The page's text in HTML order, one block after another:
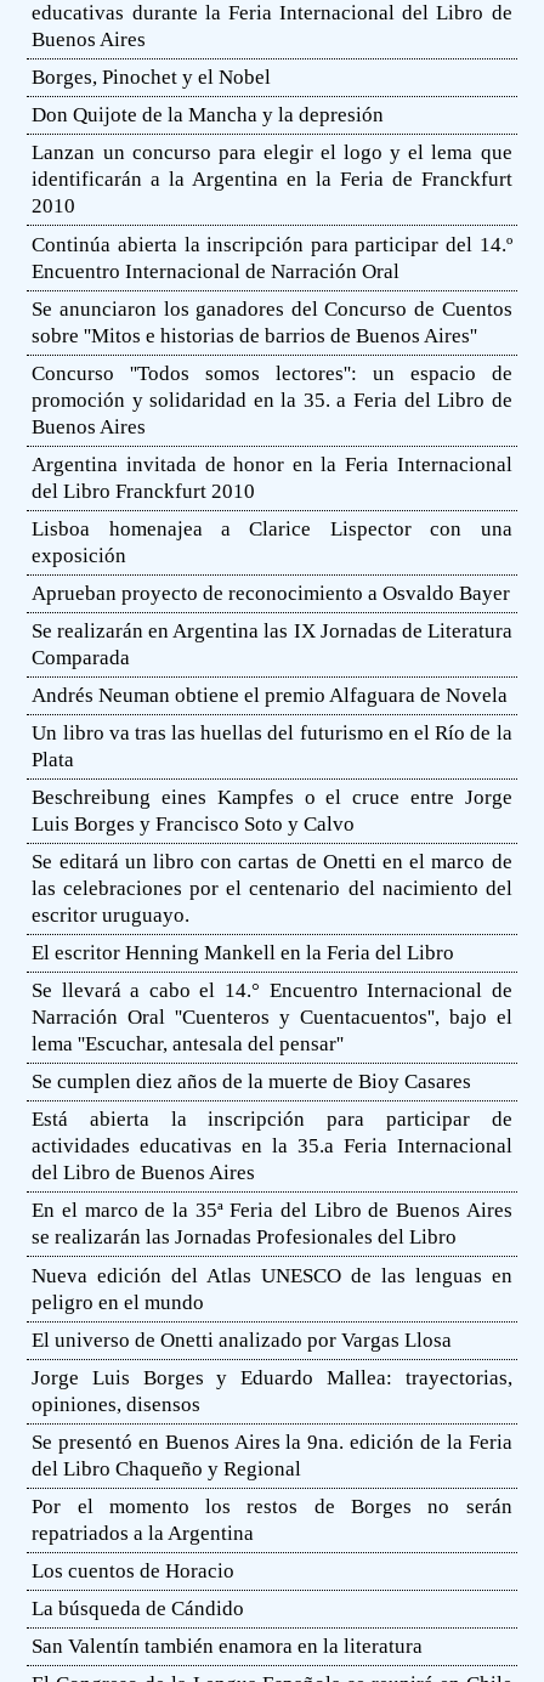
educativas durante la Feria Internacional del Libro de
Buenos Aires
Borges, Pinochet y el Nobel
Don Quijote de la Mancha y la depresión
Lanzan un concurso para elegir el logo y el lema que
identificarán a la Argentina en la Feria de Franckfurt
2010
Continúa abierta la inscripción para participar del 14.º
Encuentro Internacional de Narración Oral
Se anunciaron los ganadores del Concurso de Cuentos
sobre ''Mitos e historias de barrios de Buenos Aires''
Concurso ''Todos somos lectores'': un espacio de
promoción y solidaridad en la 35. a Feria del Libro de
Buenos Aires
Argentina invitada de honor en la Feria Internacional
del Libro Franckfurt 2010
Lisboa homenajea a Clarice Lispector con una
exposición
Aprueban proyecto de reconocimiento a Osvaldo Bayer
Se realizarán en Argentina las IX Jornadas de Literatura
Comparada
Andrés Neuman obtiene el premio Alfaguara de Novela
Un libro va tras las huellas del futurismo en el Río de la
Plata
Beschreibung eines Kampfes o el cruce entre Jorge
Luis Borges y Francisco Soto y Calvo
Se editará un libro con cartas de Onetti en el marco de
las celebraciones por el centenario del nacimiento del
escritor uruguayo.
El escritor Henning Mankell en la Feria del Libro
Se llevará a cabo el 14.° Encuentro Internacional de
Narración Oral ''Cuenteros y Cuentacuentos'', bajo el
lema ''Escuchar, antesala del pensar''
Se cumplen diez años de la muerte de Bioy Casares
Está abierta la inscripción para participar de
actividades educativas en la 35.a Feria Internacional
del Libro de Buenos Aires
En el marco de la 35ª Feria del Libro de Buenos Aires
se realizarán las Jornadas Profesionales del Libro
Nueva edición del Atlas UNESCO de las lenguas en
peligro en el mundo
El universo de Onetti analizado por Vargas Llosa
Jorge Luis Borges y Eduardo Mallea: trayectorias,
opiniones, disensos
Se presentó en Buenos Aires la 9na. edición de la Feria
del Libro Chaqueño y Regional
Por el momento los restos de Borges no serán
repatriados a la Argentina
Los cuentos de Horacio
La búsqueda de Cándido
San Valentín también enamora en la literatura